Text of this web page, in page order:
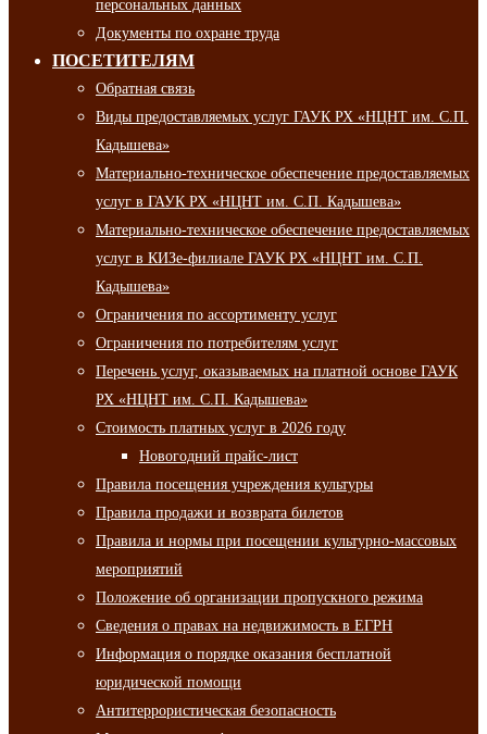
персональных данных
Документы по охране труда
ПОСЕТИТЕЛЯМ
Обратная связь
Виды предоставляемых услуг ГАУК РХ «НЦНТ им. С.П.
Кадышева»
Материально-техническое обеспечение предоставляемых
услуг в ГАУК РХ «НЦНТ им. С.П. Кадышева»
Материально-техническое обеспечение предоставляемых
услуг в КИЗе-филиале ГАУК РХ «НЦНТ им. С.П.
Кадышева»
Ограничения по ассортименту услуг
Ограничения по потребителям услуг
Перечень услуг, оказываемых на платной основе ГАУК
РХ «НЦНТ им. С.П. Кадышева»
Стоимость платных услуг в 2026 году
Новогодний прайс-лист
Правила посещения учреждения культуры
Правила продажи и возврата билетов
Правила и нормы при посещении культурно-массовых
мероприятий
Положение об организации пропускного режима
Сведения о правах на недвижимость в ЕГРН
Информация о порядке оказания бесплатной
юридической помощи
Антитеррористическая безопасность